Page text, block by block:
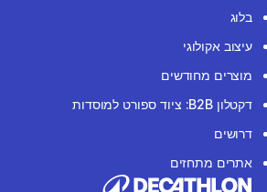
בלוג
עיצוב אקולוגי
מוצרים מחודשים
דקטלון B2B: ציוד ספורט למוסדות
דרושים
אתרים מתחזים